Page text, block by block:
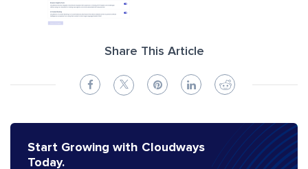
Share This Article
Start Growing with Cloudways
Today.